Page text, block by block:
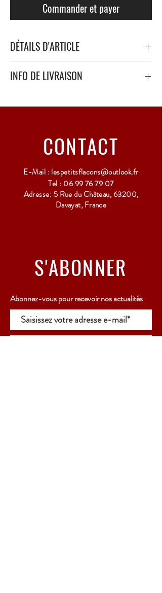
Commander et payer
DÉTAILS D'ARTICLE
INFO DE LIVRAISON
polystyrène.
CONTACT
E-Mail :lespetitsflacons@outlook.fr
Tel : 06 99 76 79 07
Adresse: 5 Rue du Château, 63200,
Davayat, France
S'ABONNER
Abonnez-vous pour recevoir nos actualités